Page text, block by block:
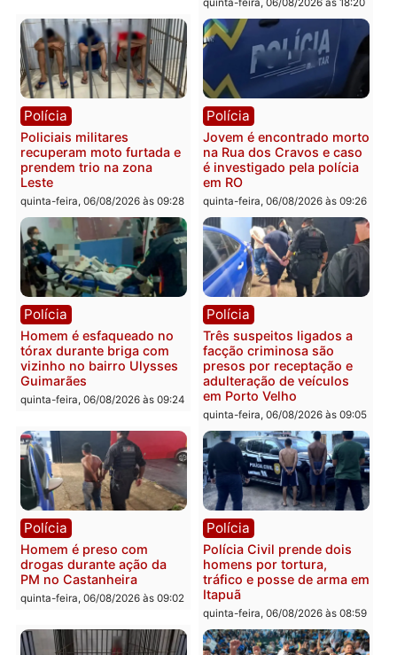
Homem é encontrado
morto em residência no
bairro Colina Park em RO
sexta-feira, 07/08/2026 às 09:30
Polícia
Polícia Militar apreende
explosivos e
durante patrulhamento
fluvial no Rio Madeira em
Porto Velho
sexta-feira, 07/08/2026 às
Polícia
Tragédia na BR-364:
colisão entre caminhão e
carro deixa quatro mortos
em Porto Velho
quinta-feira, 06/08/2026 às 20:51
Política
Ministro Dias Tofolli , do
TSE, determina
e processamento da
que pode levar à perda
mandato da prefeita de
Pimenta Bueno
quinta-feira, 06/08/2026 às
Polícia
Policiais militares
recuperam moto furtada e
prendem trio na zona
Leste
quinta-feira, 06/08/2026 às 09:28
Polícia
Jovem é encontrado
na Rua dos Cravos e
é investigado pela
em RO
quinta-feira, 06/08/2026 às